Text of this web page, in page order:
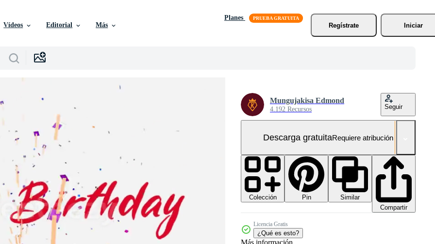
Vídeos Editorial Más
Planes
Regístrate
Iniciar
Mungujakisa Edmond
4.192 Recursos Seguir
Descarga gratuitaRequiere atribución
Colección Pin
Similar
Compartir
Licencia Gratis
¿Qué es esto?